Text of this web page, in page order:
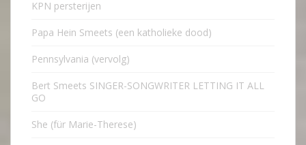
KPN persterijen
Papa Hein Smeets (een katholieke dood)
Pennsylvania (vervolg)
Bert Smeets SINGER-SONGWRITER LETTING IT ALL
GO
She (für Marie-Therese)